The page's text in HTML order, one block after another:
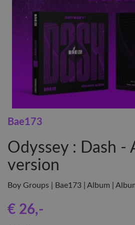
Bae173
Odyssey : Dash -
version
Boy Groups | Bae173 | Album |
€ 26,-